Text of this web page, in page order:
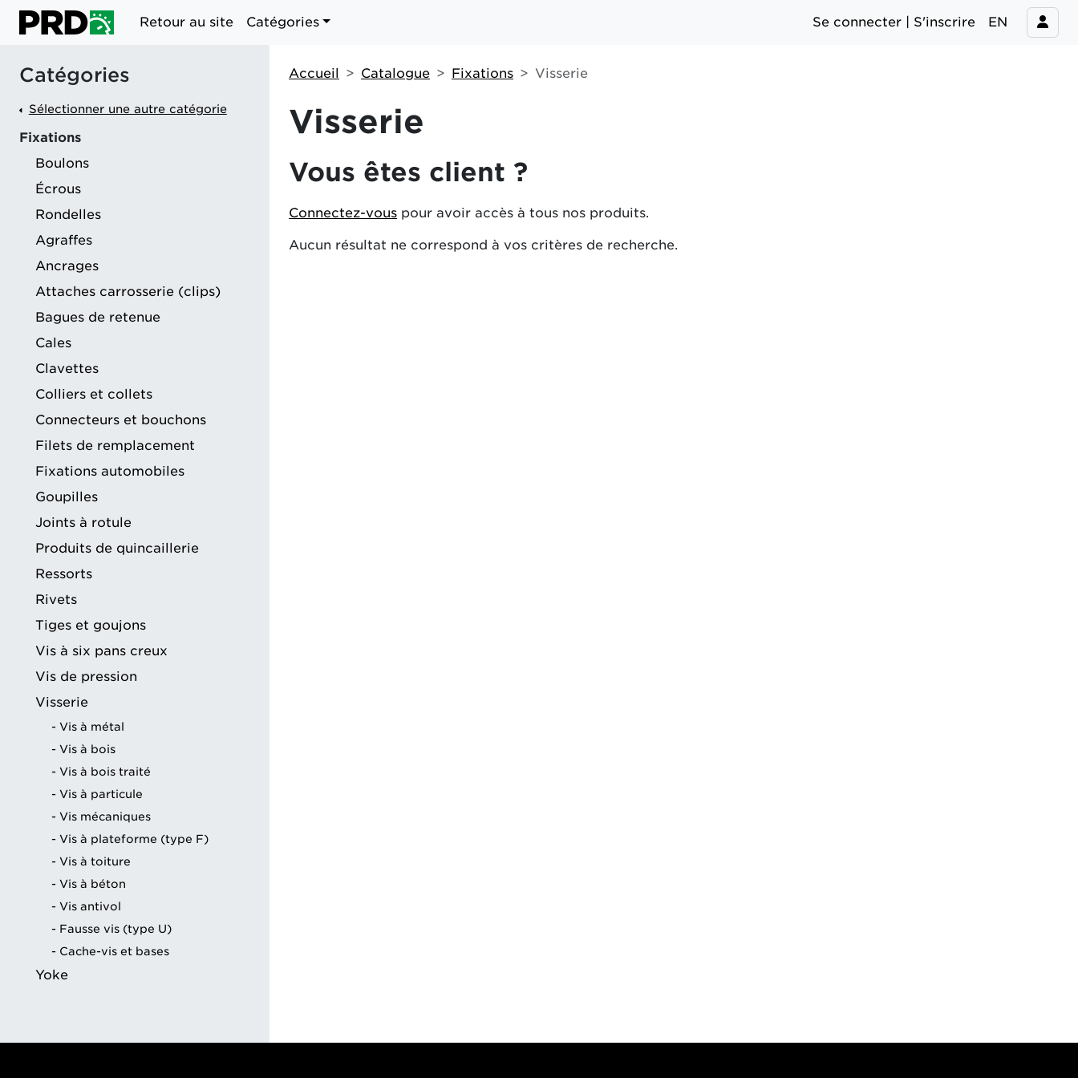
Retour au site Catégories Se connecter | S'inscrire EN
Catégories
Sélectionner une autre catégorie
Fixations
Boulons
Écrous
Rondelles
Agraffes
Ancrages
Attaches carrosserie (clips)
Bagues de retenue
Cales
Clavettes
Colliers et collets
Connecteurs et bouchons
Filets de remplacement
Fixations automobiles
Goupilles
Joints à rotule
Produits de quincaillerie
Ressorts
Rivets
Tiges et goujons
Vis à six pans creux
Vis de pression
Visserie
Vis à métal
Vis à bois
Vis à bois traité
Vis à particule
Vis mécaniques
Vis à plateforme (type F)
Vis à toiture
Vis à béton
Vis antivol
Fausse vis (type U)
Cache-vis et bases
Yoke
Accueil Catalogue Fixations Visserie
Visserie
Vous êtes client ?
Connectez-vous pour avoir accès à tous nos produits.
Aucun résultat ne correspond à vos critères de recherche.